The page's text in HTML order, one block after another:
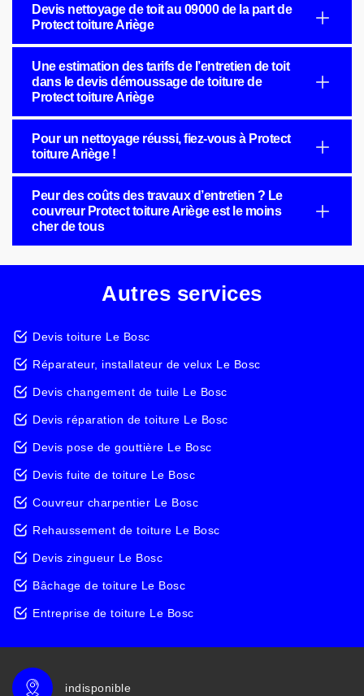
Devis nettoyage de toit au 09000 de la part de
Protect toiture Ariège
Une estimation des tarifs de l’entretien de toit
dans le devis démoussage de toiture de
Protect toiture Ariège
Pour un nettoyage réussi, fiez-vous à Protect
toiture Ariège !
Peur des coûts des travaux d’entretien ? Le
couvreur Protect toiture Ariège est le moins
cher de tous
Autres services
Devis toiture Le Bosc
Réparateur, installateur de velux Le Bosc
Devis changement de tuile Le Bosc
Devis réparation de toiture Le Bosc
Devis pose de gouttière Le Bosc
Devis fuite de toiture Le Bosc
Couvreur charpentier Le Bosc
Rehaussement de toiture Le Bosc
Devis zingueur Le Bosc
Bâchage de toiture Le Bosc
Entreprise de toiture Le Bosc
indisponible